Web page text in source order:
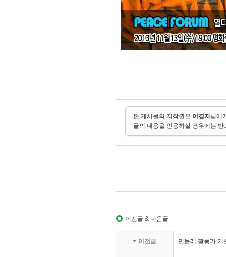
본 게시물의 저작권은 이경자님에
글의 내용을 인용하실 경우에는
이전글 & 다음글
이전글 민들레 활동가